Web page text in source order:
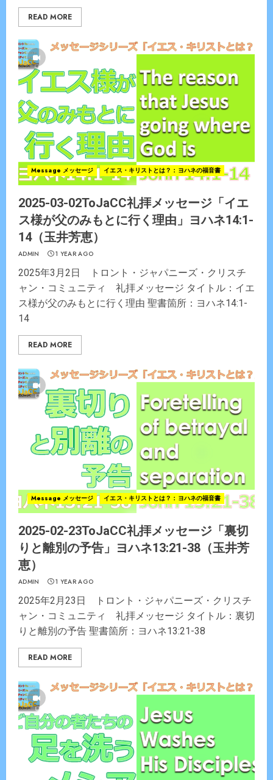
READ MORE
Message メッセージ イエス・キリストとは？：ヨハネの福音書
2025-03-02ToJaCC礼拝メッセージ「イエ
ス様が父のみもとに行く理由」ヨハネ14:1-
14（玉井芳恵）
ADMIN 1 YEAR AGO
2025年3月2日 トロント・ジャパニーズ・クリスチ
ャン・コミュニティ 礼拝メッセージ タイトル：イエ
ス様が父のみもとに行く理由 聖書箇所：ヨハネ14:1-
14
READ MORE
Message メッセージ イエス・キリストとは？：ヨハネの福音書
2025-02-23ToJaCC礼拝メッセージ「裏切
りと離別の予告」ヨハネ13:21-38（玉井芳
恵）
ADMIN 1 YEAR AGO
2025年2月23日 トロント・ジャパニーズ・クリスチ
ャン・コミュニティ 礼拝メッセージ タイトル：裏切
りと離別の予告 聖書箇所：ヨハネ13:21-38
READ MORE